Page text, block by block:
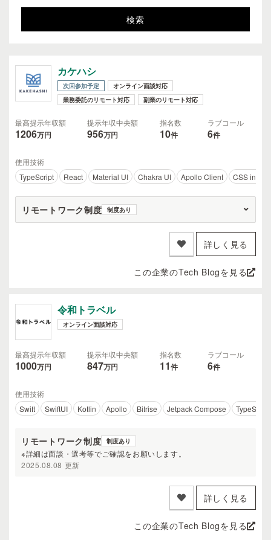
カケハシ
次回参加予定
オンライン面談対応
業務委託のリモート対応
副業のリモート対応
最高提示年収額
1206万円
提示年収中央額
956万円
指名数
10件
ラブコール
6件
使用技術
TypeScript
React Material UI Chakra UI Apollo Client CSS in JS
リモートワーク制度 制度あり
詳しく見る
この企業のTech Blogを見る
令和トラベル
オンライン面談対応
最高提示年収額
1000万円
提示年収中央額
847万円
指名数
11件
ラブコール
6件
使用技術
Swift
SwiftUI Kotlin Apollo Bitrise Jetpack Compose TypeScript
リモートワーク制度 制度あり
※詳細は面談・選考等でご確認をお願いします。
2025.08.08 更新
詳しく見る
この企業のTech Blogを見る